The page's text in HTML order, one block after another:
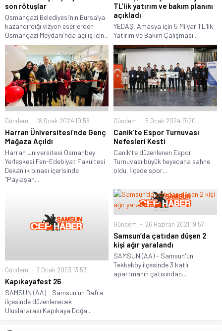
son rötuşlar
Osmangazi Belediyesi’nin Bursa’ya
kazandırdığı vizyon eserlerden
Osmangazi Meydanı’nda açılış için...
TL’lik yatırım ve bakım planını
açıkladı
YEDAŞ, Amasya için 5 Milyar TL’lik
Yatırım ve Bakım Çalışması...
Gündem 18 Ocak 2024 10:56
Harran Üniversitesi’nde Genç
Mağaza Açıldı
Harran Üniversitesi Osmanbey
Yerleşkesi Fen-Edebiyat Fakültesi
Dekanlık binası içerisinde
“Paylaşan...
Gündem 5 Ocak 2024 17:20
Canik’te Espor Turnuvası
Nefesleri Kesti
Canik’te düzenlenen Espor
Turnuvası büyük heyecana sahne
oldu. İlçede spor...
Gündem 7 Ocak 2023 13:53
Kapıkayafest 26
SAMSUN (AA) - Samsun'un Bafra
ilçesinde düzenlenecek
Uluslararası Kapıkaya Doğa...
Gündem 26 Haziran 2021 19:57
Samsun’da çatıdan düşen 2
kişi ağır yaralandı
SAMSUN (AA) - Samsun'un
Tekkeköy ilçesinde 3 katlı
apartmanın çatısından...